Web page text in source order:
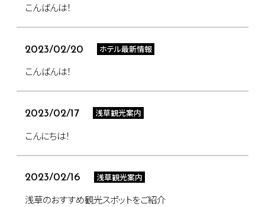
こんばんは！
2023/02/20 ホテル最新情報
こんばんは！
2023/02/17 浅草観光案内
こんにちは！
2023/02/16 浅草観光案内
浅草のおすすめ観光スポットをご紹介